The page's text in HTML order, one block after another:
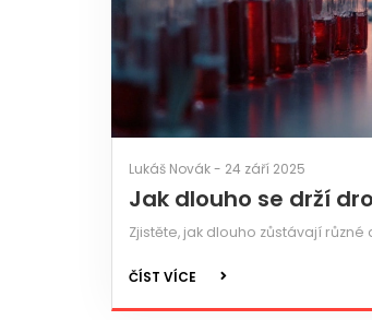
Lukáš Novák - 24 září 2025
Jak dlouho se drží
Zjistěte, jak dlouho zůstávají
ČÍST VÍCE